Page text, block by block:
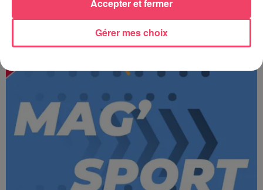
MAGSPORT SOIR 49 05/08/26
Gérer mes choix
Accepter et fermer